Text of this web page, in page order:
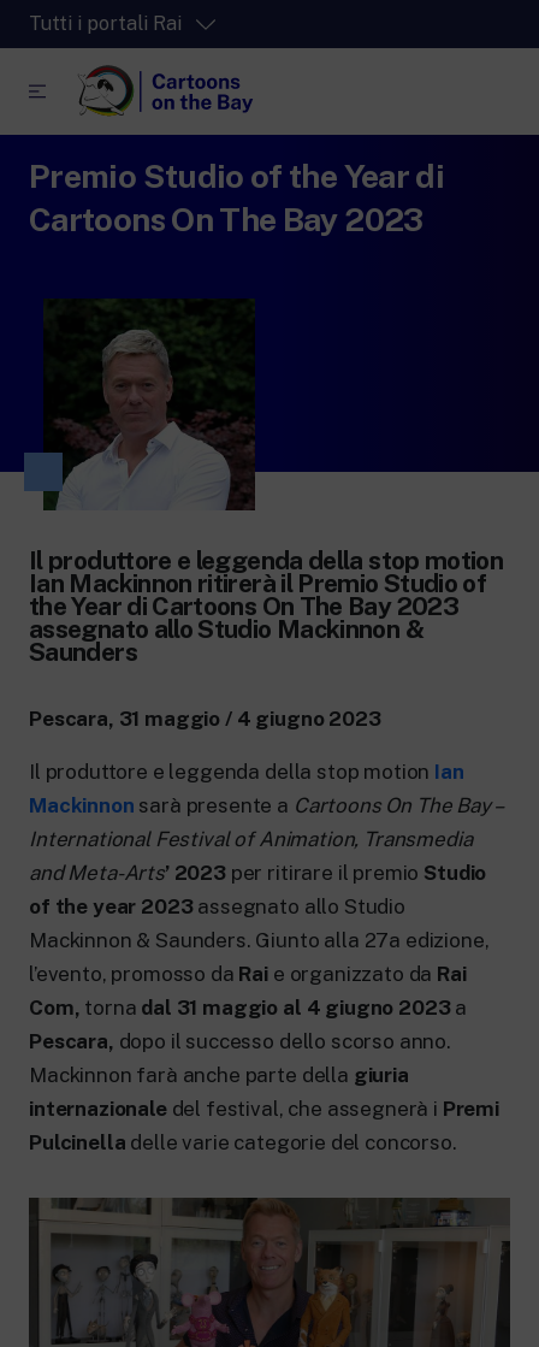
Tutti i portali Rai
La piattaforma di streaming video per tutti.
RaiPlay
Rai.
Lo spazio sicuro ricco di cartoni animati
per i più piccoli.
RaiPlay Yoyo
New 24 ore su 24: attualità, ultime notizie
e aggiornamenti.
Le redazioni regionali di RaiNews.
Rai TgR
Approfondimenti culturali su Arte,
Letteratura, Storia e molto altro.
Rai Cultura
Per le scuole secondarie di I e II grado,
l’Università, i Docenti e l’istruzione degli
Premio Studio of the Year di
Cartoons On The Bay 2023
Il produttore e leggenda della stop motion
Ian Mackinnon ritirerà il Premio Studio of
the Year di Cartoons On The Bay 2023
assegnato allo Studio Mackinnon &
Saunders
Pescara, 31 maggio / 4 giugno 2023
Il produttore e leggenda della stop motion Ian
Mackinnon sarà presente a Cartoons On The Bay –
International Festival of Animation, Transmedia
and Meta-Arts’ 2023 per ritirare il premio Studio
of the year 2023 assegnato allo Studio
Mackinnon & Saunders. Giunto alla 27a edizione,
l’evento, promosso da Rai e organizzato da Rai
Com, torna dal 31 maggio al 4 giugno 2023 a
Pescara, dopo il successo dello scorso anno.
Mackinnon farà anche parte della giuria
internazionale del festival, che assegnerà i Premi
Pulcinella delle varie categorie del concorso.